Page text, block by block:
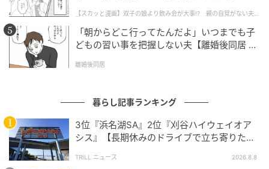
お米の粒立ちがしっかりしていて、冷めても美味しく食べられ
る点が他のコンビニより優れていると感じます。全体的にクオ
リティが高いと感じるため選びました。（44歳/男性）
です。具材も種類が豊富で、鮭や明太子など定番のものでも味
がしっかりしていて満足感があります。海苔の香りも良く、パ
リッとした食感が保たれているので、どの時間帯に買っても安
定して美味しいと感じます。（33歳/男性）
【スカッと漫画】双子の娘より飲み会が大事!? 親の自覚がない夫を
懲らしめた話
「朝からどこ行ってたんだよ」いつまでも子
どもの習い事を把握しない夫【離婚後同居 Vo
離婚後同居
暮らし記事ランキング
3位『浜名湖SA』2位『刈谷ハイウェイオア
シス』【長期休みのドライブで立ち寄りたい
実」
TRILL ニュース 2026.8.8